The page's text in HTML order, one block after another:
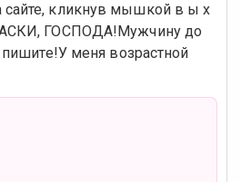
кликнув мышкой в ы х
ГОСПОДА!Мужчину до
меня возрастной